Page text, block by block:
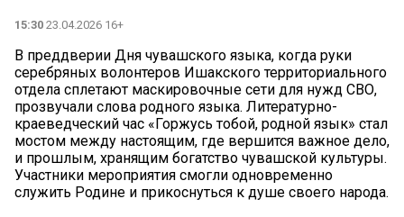
15:30 23.04.2026 16+
В преддверии Дня чувашского языка, когда руки
серебряных волонтеров Ишакского территориального
отдела сплетают маскировочные сети для нужд СВО,
прозвучали слова родного языка. Литературно-
краеведческий час «Горжусь тобой, родной язык» стал
мостом между настоящим, где вершится важное дело,
и прошлым, хранящим богатство чувашской культуры.
Участники мероприятия смогли одновременно
служить Родине и прикоснуться к душе своего народа.